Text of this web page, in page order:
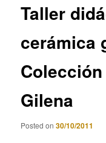
Taller
cerámica
Gilena
Posted on30/10/2011